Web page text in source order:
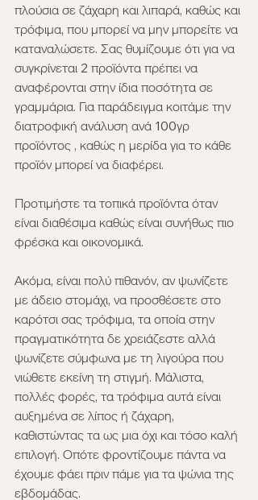
πλούσια σε ζάχαρη και λιπαρά, καθώς και
τρόφιμα, που μπορεί να μην μπορείτε να
καταναλώσετε. Σας θυμίζουμε ότι για να
συγκρίνεται 2 προϊόντα πρέπει να
αναφέρονται στην ίδια ποσότητα σε
γραμμάρια. Για παράδειγμα κοιτάμε την
διατροφική ανάλυση ανά 100γρ
προϊόντος , καθώς η μερίδα για το κάθε
προϊόν μπορεί να διαφέρει.
Προτιμήστε τα τοπικά προϊόντα όταν
είναι διαθέσιμα καθώς είναι συνήθως πιο
φρέσκα και οικονομικά.
Ακόμα, είναι πολύ πιθανόν, αν ψωνίζετε
με άδειο στομάχι, να προσθέσετε στο
καρότσι σας τρόφιμα, τα οποία στην
πραγματικότητα δε χρειάζεστε αλλά
ψωνίζετε σύμφωνα με τη λιγούρα που
νιώθετε εκείνη τη στιγμή. Μάλιστα,
πολλές φορές, τα τρόφιμα αυτά είναι
αυξημένα σε λίπος ή ζάχαρη,
καθιστώντας τα ως μια όχι και τόσο καλή
επιλογή. Οπότε φροντίζουμε πάντα να
έχουμε φάει πριν πάμε για τα ψώνια της
εβδομάδας.